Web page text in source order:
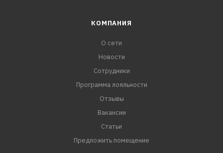
КОМПАНИЯ
О сети
Новости
Сотрудники
Программа лояльности
Отзывы
Вакансии
Статьи
Предложить помещение